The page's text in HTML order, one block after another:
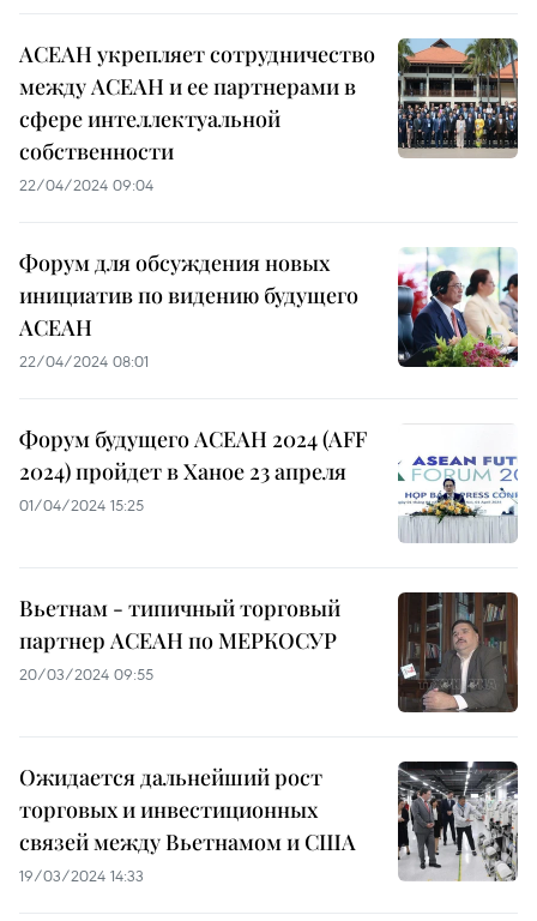
АСЕАН укрепляет сотрудничество
между АСЕАН и ее партнерами в
сфере интеллектуальной
собственности
22/04/2024 09:04
Форум для обсуждения новых
инициатив по видению будущего
АСЕАН
22/04/2024 08:01
Форум будущего АСЕАН 2024 (AFF
2024) пройдет в Ханое 23 апреля
01/04/2024 15:25
Вьетнам - типичный торговый
партнер АСЕАН по МЕРКОСУР
20/03/2024 09:55
Ожидается дальнейший рост
торговых и инвестиционных
связей между Вьетнамом и США
19/03/2024 14:33